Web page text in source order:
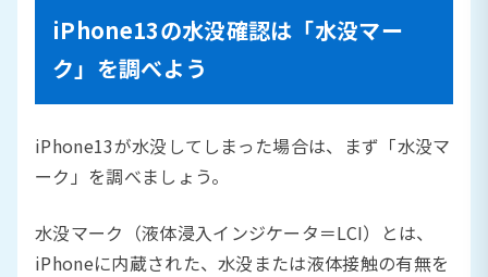
iPhone13の水没確認は「水没マー
ク」を調べよう
iPhone13が水没してしまった場合は、まず「水没マ
ーク」を調べましょう。
水没マーク（液体浸入インジケータ＝LCI）とは、
iPhoneに内蔵された、水没または液体接触の有無を